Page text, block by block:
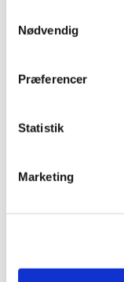
Nødvendig
Præferencer
Statistik
Marketing
Du vil